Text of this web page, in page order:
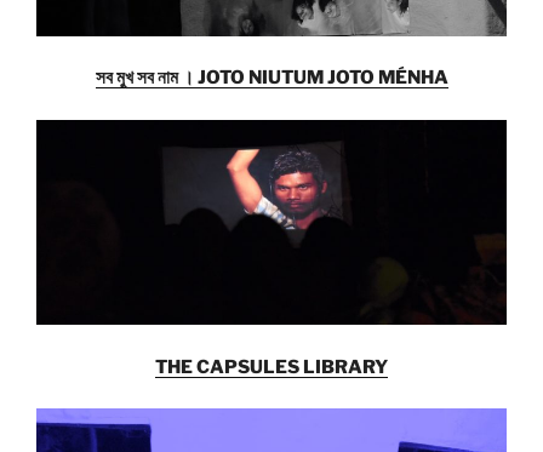
সব মুখ সব নাম । JOTO NIUTUM JOTO MÉNHA
THE CAPSULES LIBRARY